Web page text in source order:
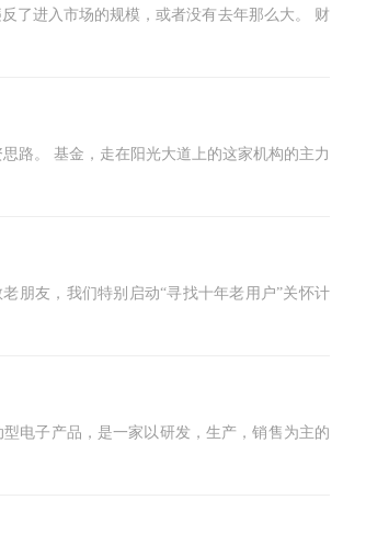
了进入市场的规模，或者没有去年那么大。 财
路。 基金，走在阳光大道上的这家机构的主力
朋友，我们特别启动“寻找十年老用户”关怀计
电子产品，是一家以研发，生产，销售为主的